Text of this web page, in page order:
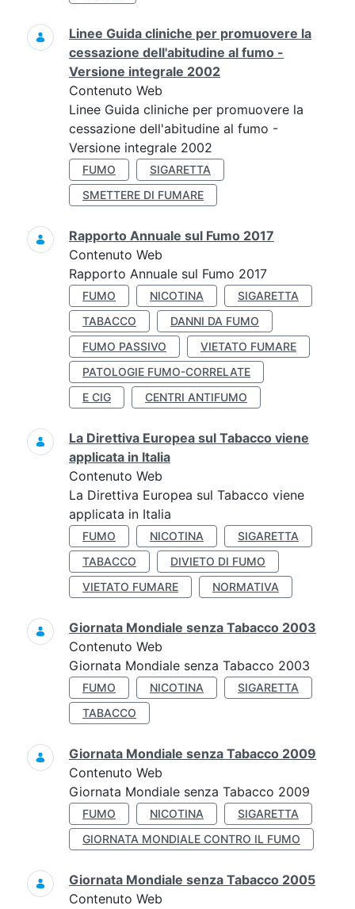
Linee Guida cliniche per promuovere la
cessazione dell'abitudine al fumo -
Versione integrale 2002
Contenuto Web
Linee Guida cliniche per promuovere la
cessazione dell'abitudine al fumo -
Versione integrale 2002
FUMO
SIGARETTA
SMETTERE DI FUMARE
Rapporto Annuale sul Fumo 2017
Contenuto Web
Rapporto Annuale sul Fumo 2017
FUMO NICOTINA
SIGARETTA
TABACCO
DANNI DA FUMO
FUMO PASSIVO
VIETATO FUMARE
PATOLOGIE FUMO-CORRELATE
E CIG
CENTRI ANTIFUMO
La Direttiva Europea sul Tabacco viene
applicata in Italia
Contenuto Web
La Direttiva Europea sul Tabacco viene
applicata in Italia
FUMO NICOTINA
SIGARETTA
TABACCO
DIVIETO DI FUMO
VIETATO FUMARE
NORMATIVA
Giornata Mondiale senza Tabacco 2003
Contenuto Web
Giornata Mondiale senza Tabacco 2003
FUMO NICOTINA
SIGARETTA
TABACCO
Giornata Mondiale senza Tabacco 2009
Contenuto Web
Giornata Mondiale senza Tabacco 2009
FUMO NICOTINA
SIGARETTA
GIORNATA MONDIALE CONTRO IL FUMO
Giornata Mondiale senza Tabacco 2005
Contenuto Web